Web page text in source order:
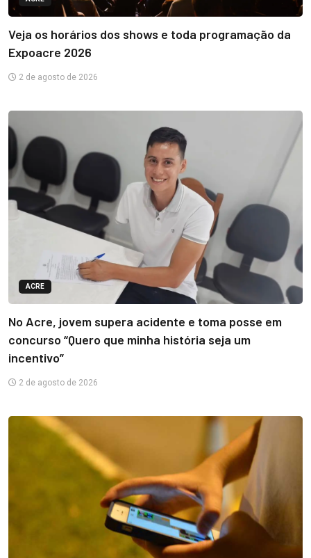
Veja os horários dos shows e toda programação da
Expoacre 2026
2 de agosto de 2026
ACRE
No Acre, jovem supera acidente e toma posse em
concurso “Quero que minha história seja um
incentivo”
2 de agosto de 2026